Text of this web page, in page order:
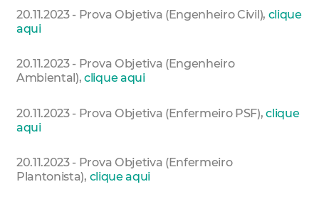
20.11.2023 - Prova Objetiva (Engenheiro Civil), clique
aqui
20.11.2023 - Prova Objetiva (Engenheiro
Ambiental),clique aqui
20.11.2023 - Prova Objetiva (Enfermeiro PSF),clique
aqui
20.11.2023 - Prova Objetiva (Enfermeiro
Plantonista), clique aqui